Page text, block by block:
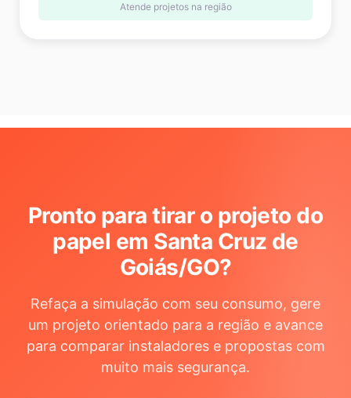
Atende projetos na região
Pronto para tirar o projeto do
papel em Santa Cruz de
Goiás/GO?
Refaça a simulação com seu consumo, gere
um projeto orientado para a região e avance
para comparar instaladores e propostas com
muito mais segurança.